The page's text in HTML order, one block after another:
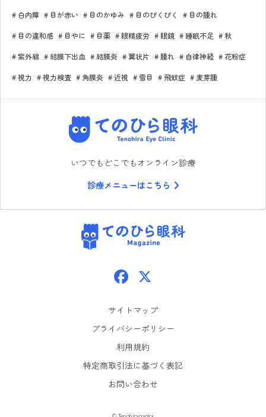
白内障 目が赤い 目のかゆみ 目のぴくぴく 目の腫れ
目の違和感 目やに 目薬 眼精疲労 眼鏡 睡眠不足 秋
紫外線 結膜下出血 結膜炎 翼状片 腫れ 自律神経 花粉症
視力 視力検査 角膜炎 近視 雪目 飛蚊症 麦芽腫
てのひら眼科
いつでもどこでもオンライン診療
診療メニューはこちら
てのひら眼科
Facebook
サイトマップ
プライバシーポリシー
利用規約
特定商取引法に基づく表記
お問い合わせ